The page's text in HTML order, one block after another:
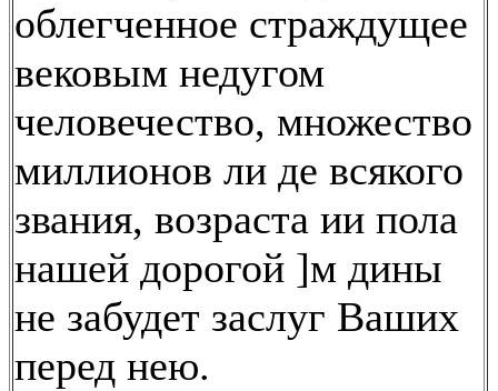
облегченное страждущее
вековым недугом
человечество, множество
миллионов ли де всякого
звания, возраста ии пола
нашей дорогой ]м дины
не забудет заслуг Ваших
перед нею.